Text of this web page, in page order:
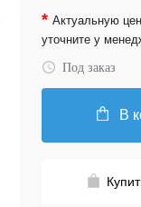
* Актуальную
уточните у
Под заказ
В